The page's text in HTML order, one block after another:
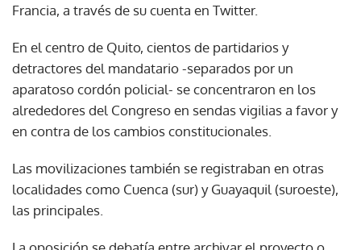
Francia, a través de su cuenta en Twitter.
En el centro de Quito, cientos de partidarios y
detractores del mandatario -separados por un
aparatoso cordón policial- se concentraron en los
alrededores del Congreso en sendas vigilias a favor y
en contra de los cambios constitucionales.
Las movilizaciones también se registraban en otras
localidades como Cuenca (sur) y Guayaquil (suroeste),
las principales.